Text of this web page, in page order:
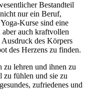
Bestandteil
nur ein Beruf,
Kurse sind eine
auch kraftvollen
Ausdruck des Körpers
des Herzens zu finden.
zu lehren und ihnen zu
zu fühlen und sie zu
zufriedenes und